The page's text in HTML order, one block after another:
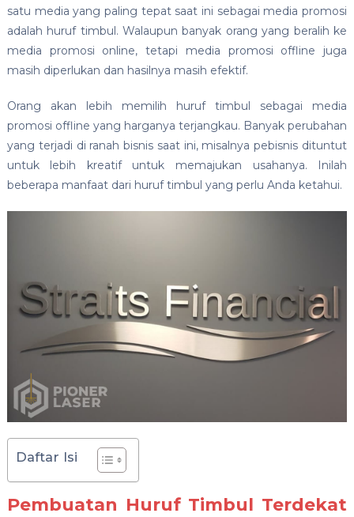
satu media yang paling tepat saat ini sebagai media promosi
adalah huruf timbul. Walaupun banyak orang yang beralih ke
media promosi online, tetapi media promosi offline juga
masih diperlukan dan hasilnya masih efektif.
Orang akan lebih memilih huruf timbul sebagai media
promosi offline yang harganya terjangkau. Banyak perubahan
yang terjadi di ranah bisnis saat ini, misalnya pebisnis dituntut
untuk lebih kreatif untuk memajukan usahanya. Inilah
beberapa manfaat dari huruf timbul yang perlu Anda ketahui.
Daftar Isi
Pembuatan Huruf Timbul Terdekat